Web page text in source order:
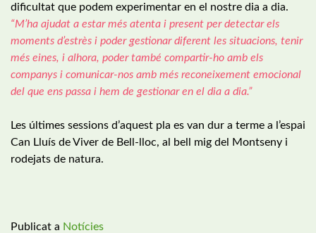
dificultat que podem experimentar en el nostre dia a dia.
“M’ha ajudat a estar més atenta i present per detectar els
moments d’estrès i poder gestionar diferent les situacions, tenir
més eines, i alhora, poder també compartir-ho amb els
companys i comunicar-nos amb més reconeixement emocional
del que ens passa i hem de gestionar en el dia a dia.”
Les últimes sessions d’aquest pla es van dur a terme a l’espai
Can Lluís de Viver de Bell-lloc, al bell mig del Montseny i
rodejats de natura.
Publicat a Notícies